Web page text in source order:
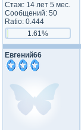
Стаж: 14 лет 5 мес.
Сообщений: 50
Ratio: 0.444
1.61%
Евгений66